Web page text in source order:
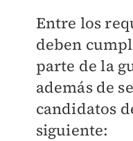
Entre los
deben
parte de la
además de
candidatos
siguiente: